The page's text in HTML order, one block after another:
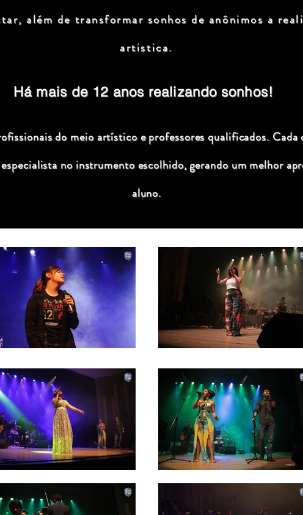
além de transformar sonhos de anônimos a
artistica.
Há mais de 12 anos realizando sonhos!
do meio artístico e professores qualificados.
no instrumento escolhido, gerando um melhor
aluno.